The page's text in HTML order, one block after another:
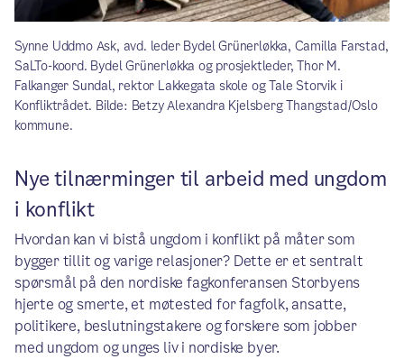
Synne Uddmo Ask, avd. leder Bydel Grünerløkka, Camilla Farstad,
SaLTo-koord. Bydel Grünerløkka og prosjektleder, Thor M.
Falkanger Sundal, rektor Lakkegata skole og Tale Storvik i
Konfliktrådet. Bilde: Betzy Alexandra Kjelsberg Thangstad/Oslo
kommune.
Nye tilnærminger til arbeid med ungdom
i konflikt
Hvordan kan vi bistå ungdom i konflikt på måter som
bygger tillit og varige relasjoner? Dette er et sentralt
spørsmål på den nordiske fagkonferansen Storbyens
hjerte og smerte, et møtested for fagfolk, ansatte,
politikere, beslutningstakere og forskere som jobber
med ungdom og unges liv i nordiske byer.